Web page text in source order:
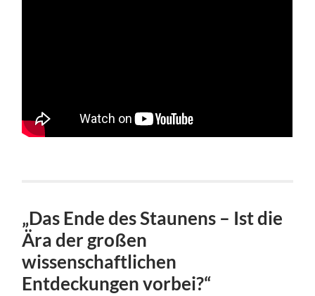
„Das Ende des Staunens – Ist die
Ära der großen
wissenschaftlichen
Entdeckungen vorbei?“